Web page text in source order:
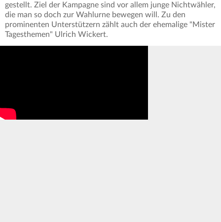
gestellt. Ziel der Kampagne sind vor allem junge Nichtwähler,
die man so doch zur Wahlurne bewegen will. Zu den
prominenten Unterstützern zählt auch der ehemalige "Mister
Tagesthemen" Ulrich Wickert.